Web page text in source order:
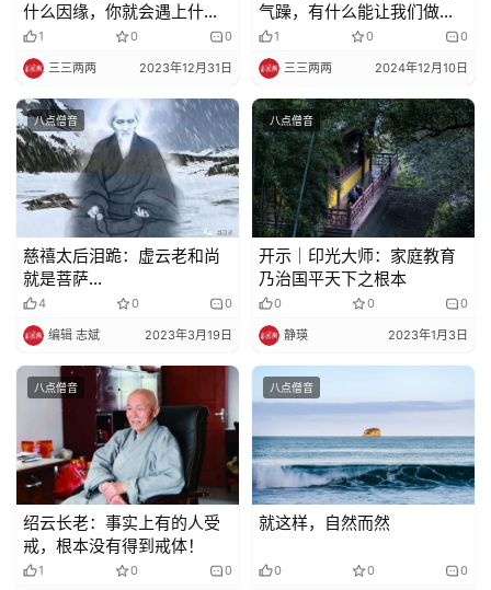
声
明
什么因缘，你就会遇上什么
老师
1 0 0
三三两两 2023年12月31日
气躁，有什么能让我们做到
老实念佛？
1 0 0
三三两两 2024年12月10日
八点僧音
慈禧太后泪跪：虚云老和尚
就是菩萨…
4 0 0
编辑 志斌 2023年3月19日
八点僧音
开示｜印光大师：家庭教育
乃治国平天下之根本
0 0 0
静瑛 2023年1月3日
八点僧音
绍云长老：事实上有的人受
戒，根本没有得到戒体！
1 0 0
八点僧音
就这样，自然而然
0 0 0